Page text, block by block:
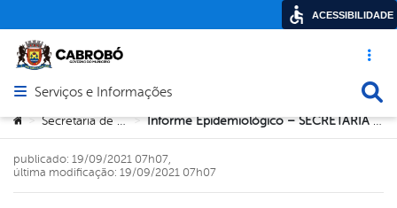
Acesso
Abrir menu principal de navegação
Serviços e Informações
Você está aqui:
> Secretaria de Saúde > Informe Epidemiológico – SECRETARIA DE SAÚDE DE CABROBÓ – 18/09/2021
publicado: 19/09/2021 07h07,
última modificação: 19/09/2021 07h07
ACESSIBILIDADE